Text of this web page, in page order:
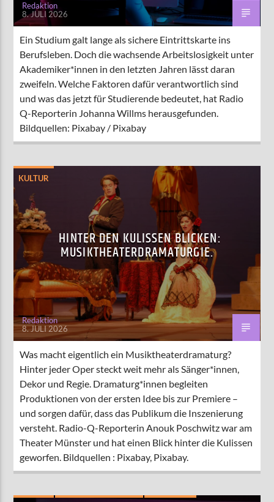
Redaktion
8. JULI 2026
Ein Studium galt lange als sichere Eintrittskarte ins
Berufsleben. Doch die wachsende Arbeitslosigkeit unter
Akademiker*innen in den letzten Jahren lässt daran
zweifeln. Welche Faktoren dafür verantwortlich sind
und was das jetzt für Studierende bedeutet, hat Radio
Q-Reporterin Johanna Willms herausgefunden.
Bildquellen: Pixabay / Pixabay
KULTUR
HINTER DEN KULISSEN BLICKEN:
MUSIKTHEATERDRAMATURGIE.
Redaktion
8. JULI 2026
Was macht eigentlich ein Musiktheaterdramaturg?
Hinter jeder Oper steckt weit mehr als Sänger*innen,
Dekor und Regie. Dramaturg*innen begleiten
Produktionen von der ersten Idee bis zur Premiere –
und sorgen dafür, dass das Publikum die Inszenierung
versteht. Radio-Q-Reporterin Anouk Poschwitz war am
Theater Münster und hat einen Blick hinter die Kulissen
geworfen. Bildquellen : Pixabay, Pixabay.